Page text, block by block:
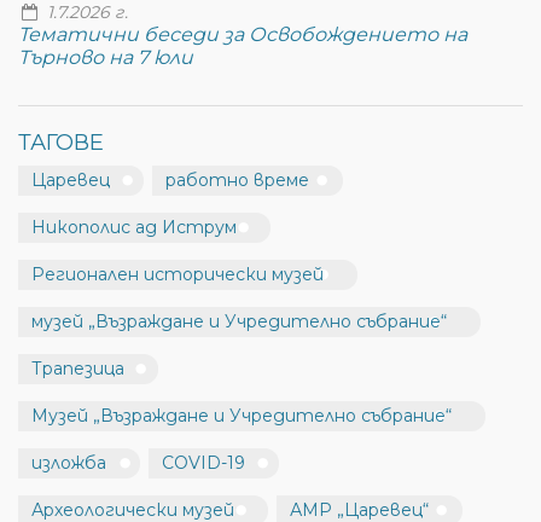
1.7.2026 г.
Тематични беседи за Освобождението на
Търново на 7 юли
ТАГОВЕ
Царевец работно време
Никополис ад Иструм
Регионален исторически музей
музей „Възраждане и Учредително събрание“
Трапезица
Музей „Възраждане и Учредително събрание“
изложба COVID-19
Археологически музей АМР „Царевец“